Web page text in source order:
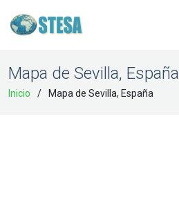
Mapa de Sevilla, España
Inicio Mapa de Sevilla, España